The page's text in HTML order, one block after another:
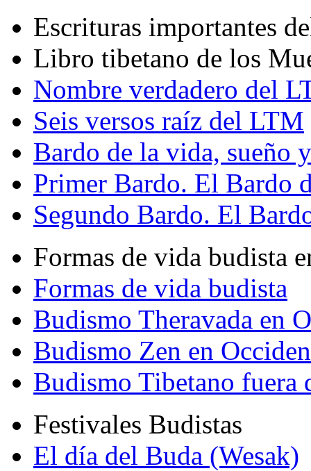
Escrituras importantes
Libro tibetano de los
Nombre verdadero del
Seis versos raíz del LTM
Bardo de la vida, sueño
Primer Bardo. El Bardo
Segundo Bardo. El
Formas de vida budista
Formas de vida budista
Budismo Theravada en
Budismo Zen en
Budismo Tibetano fuera
Festivales Budistas
El día del Buda (Wesak)